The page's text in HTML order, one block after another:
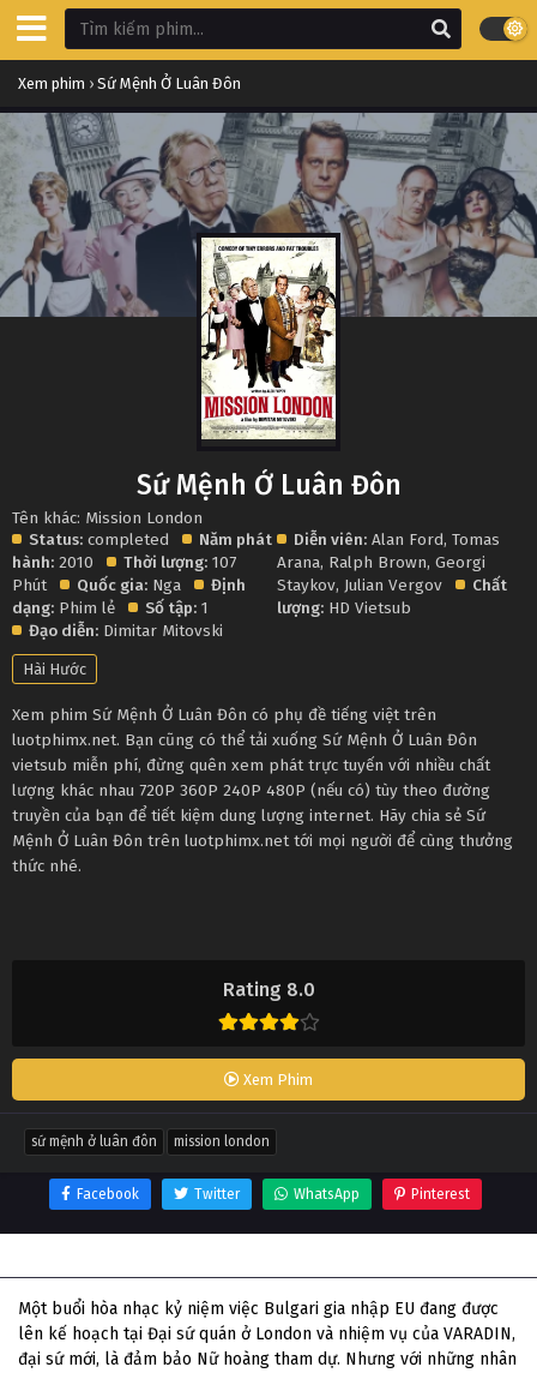
Xem phim › Sứ Mệnh Ở Luân Đôn
Rating 8.0
Xem Phim
Sứ Mệnh Ở Luân Đôn
Tên khác: Mission London
Status: completed
Năm phát
hành: 2010 Thời lượng: 107
Phút
Quốc gia: Nga
Định
dạng: Phim lẻ Số tập: 1
Đạo diễn: Dimitar Mitovski
Diễn viên: Alan Ford,Tomas
Arana, Ralph Brown,Georgi
Staykov, Julian Vergov
Chất
lượng: HD Vietsub
Hài Hước
Xem phim Sứ Mệnh Ở Luân Đôn có phụ đề tiếng việt trên
luotphimx.net. Bạn cũng có thể tải xuống Sứ Mệnh Ở Luân Đôn
vietsub miễn phí, đừng quên xem phát trực tuyến với nhiều chất
lượng khác nhau 720P 360P 240P 480P (nếu có) tùy theo đường
truyền của bạn để tiết kiệm dung lượng internet. Hãy chia sẻ Sứ
Mệnh Ở Luân Đôn trên luotphimx.net tới mọi người để cùng thưởng
thức nhé.
sứ mệnh ở luân đôn mission london
Facebook Twitter WhatsApp Pinterest
Một buổi hòa nhạc kỷ niệm việc Bulgari gia nhập EU đang được
lên kế hoạch tại Đại sứ quán ở London và nhiệm vụ của VARADIN,
đại sứ mới, là đảm bảo Nữ hoàng tham dự. Nhưng với những nhân